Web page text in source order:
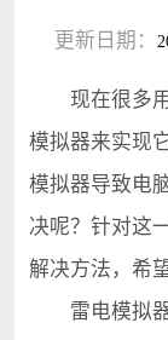
更新日期：
现在很多用
模拟器来实现
模拟器导致电
决呢？针对这
解决方法，希
雷电模拟器